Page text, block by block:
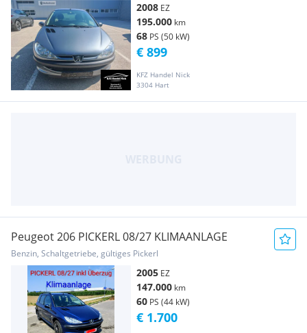
2008 EZ
195.000 km
68 PS (50 kW)
KFZ Handel Nick
3304 Hart
€ 899
Peugeot 206 PICKERL 08/27 KLIMAANLAGE
Benzin, Schaltgetriebe, gültiges Pickerl
2005 EZ
147.000 km
60 PS (44 kW)
€ 1.700